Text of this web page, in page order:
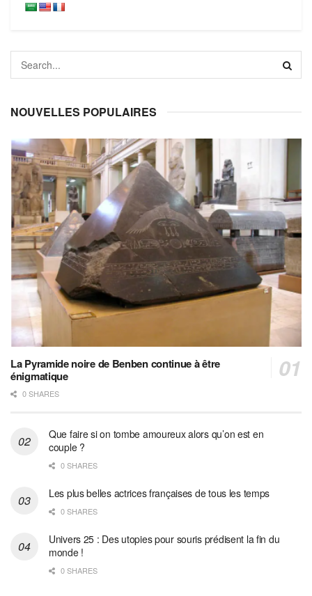
NOUVELLES POPULAIRES
La Pyramide noire de Benben continue à être
énigmatique
0 SHARES
Que faire si on tombe amoureux alors qu’on est en
couple ?
0 SHARES
Les plus belles actrices françaises de tous les temps
0 SHARES
Univers 25 : Des utopies pour souris prédisent la fin du
monde !
0 SHARES